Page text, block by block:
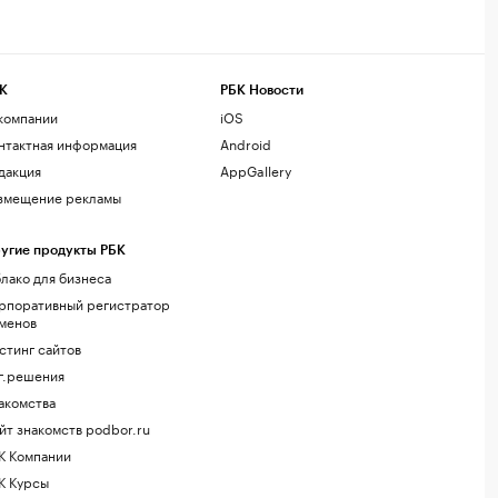
информация
рекламы
продукты РБК
для бизнеса
регистратор
сайтов
знакомств podbor.ru
Компании
Курсы
РБК Новости
iOS
Android
AppGallery